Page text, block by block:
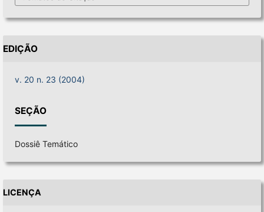
EDIÇÃO
v. 20 n. 23 (2004)
SEÇÃO
Dossiê Temático
LICENÇA